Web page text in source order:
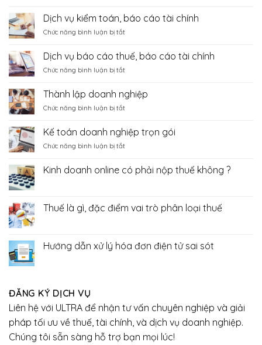
định
2017/QĐ-
BTC:
đổi
bãi
tục
trong
hải
Dịch vụ kiểm toán, báo cáo tài chính
Chức năng bình luận bị tắtở
kiểm
toán,
cáo
tài
Dịch vụ báo cáo thuế, báo cáo tài chính
Chức năng bình luận bị tắtở
vụ
báo
cáo
báo
cáo
Thành lập doanh nghiệp
Chức năng bình luận bị tắtở
lập
doanh
nghiệp
Kế toán doanh nghiệp trọn gói
Chức năng bình luận bị tắtở
toán
doanh
gói
Kinh doanh online có phải nộp thuế không ?
luận
ở
có
phải
Thuế là gì, đặc điểm vai trò phân loại thuế
luận
ở
điểm
vai
trò
phân
loại
thuế
Hướng dẫn xử lý hóa đơn điện tử sai sót
ở
Hướng
dẫn
xử
lý
hóa
đơn
điện
ĐĂNG KÝ DỊCH VỤ
Liên hệ với ULTRA để nhận tư vấn chuyên nghiệp và giải
pháp tối ưu về thuế, tài chính, và dịch vụ doanh nghiệp.
Chúng tôi sẵn sàng hỗ trợ bạn mọi lúc!